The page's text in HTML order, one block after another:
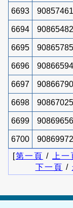
6693 90857461
6694 90865482
6695 90865785
6696 90866594
6697 90866790
6698 90867025
6699 90869656
6700 90869972
[第一頁 / 上一
下一頁 /